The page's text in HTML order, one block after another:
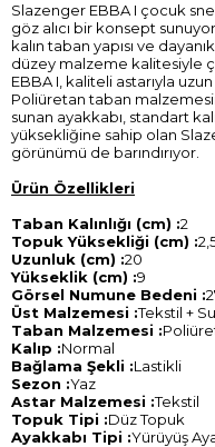
Slazenger EBBA I çocuk
göz alıcı bir konsept
kalın taban yapısı ve
düzey malzeme kalitesiyle
EBBA I, kaliteli astarıyla
Poliüretan taban
sunan ayakkabı, standart
yüksekliğine sahip olan
görünümü de barındırıyor.
Ürün Özellikleri
Taban Kalınlığı (cm) :2
Topuk Yüksekliği (cm) :
Uzunluk (cm) :20
Yükseklik (cm) :9
Görsel Numune Bedeni :
Üst Malzemesi :Tekstil +
Taban Malzemesi :
Kalıp :Normal
Bağlama Şekli :Lastikli
Sezon :Yaz
Astar Malzemesi :Tekstil
Topuk Tipi :Düz Topuk
Ayakkabı Tipi :Yürüyüş